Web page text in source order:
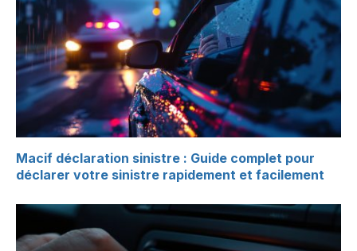
Macif déclaration sinistre : Guide complet pour
déclarer votre sinistre rapidement et facilement